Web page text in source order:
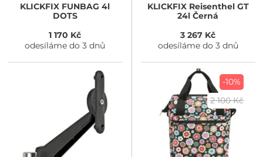
KLICKFIX FUNBAG 4l
DOTS
1 170 Kč
odesíláme do 3 dnů
KLICKFIXReisenthel GT
24l Černá
3 267 Kč
odesíláme do 3 dnů
-10%
2 100 Kč